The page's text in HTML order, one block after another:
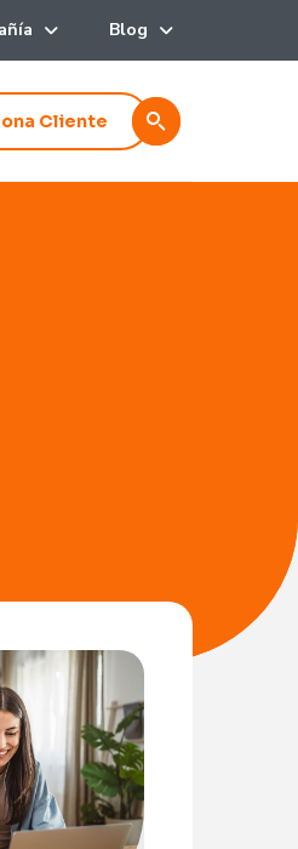
Blog
Cliente